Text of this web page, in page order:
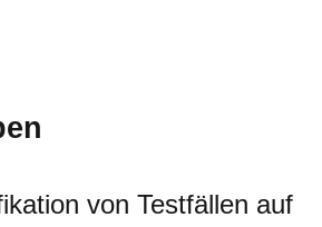
von Testfällen auf